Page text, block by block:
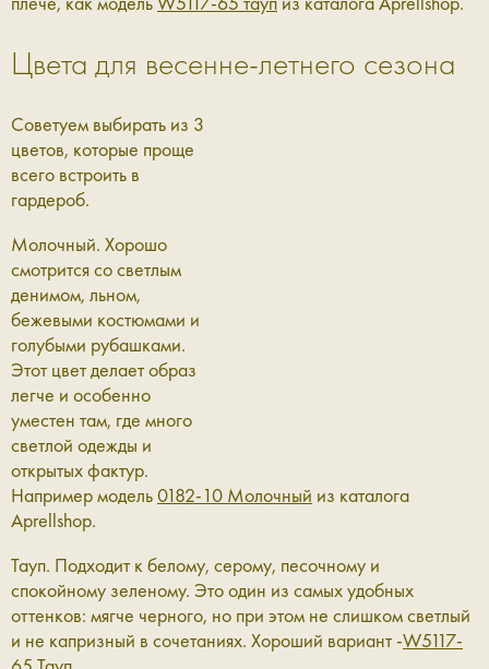
Цвета для весенне-летнего сезона
Советуем выбирать из 3
цветов, которые проще
всего встроить в
гардероб.
Молочный. Хорошо
смотрится со светлым
денимом, льном,
бежевыми костюмами и
голубыми рубашками.
Этот цвет делает образ
легче и особенно
уместен там, где много
светлой одежды и
открытых фактур.
Например модель0182-10 Молочный из каталога
Aprellshop.
Тауп. Подходит к белому, серому, песочному и
спокойному зеленому. Это один из самых удобных
оттенков: мягче черного, но при этом не слишком светлый
и не капризный в сочетаниях. Хороший вариант -W5117-